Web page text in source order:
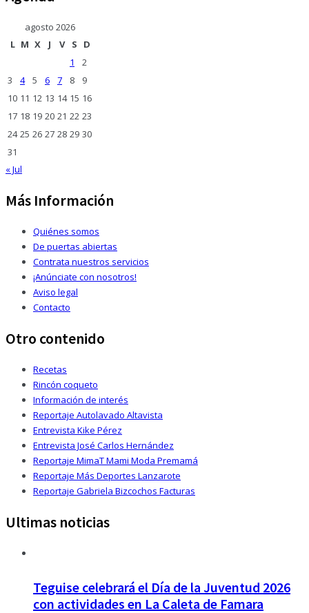
agosto 2026
L M X J V S
D
1
2
3
4 5 6 7 8
9
10 11 12 13 14 15 16
17 18 19 20 21 22 23
24 25 26 27 28 29 30
31
« Jul
Más Información
Quiénes somos
De puertas abiertas
Contrata nuestros servicios
¡Anúnciate con nosotros!
Aviso legal
Contacto
Otro contenido
Recetas
Rincón coqueto
Información de interés
Reportaje Autolavado Altavista
Entrevista Kike Pérez
Entrevista José Carlos Hernández
Reportaje MimaT Mami Moda Premamá
Reportaje Más Deportes Lanzarote
Reportaje Gabriela Bizcochos Facturas
Ultimas noticias
Teguise celebrará el Día de la Juventud 2026
con actividades en La Caleta de Famara